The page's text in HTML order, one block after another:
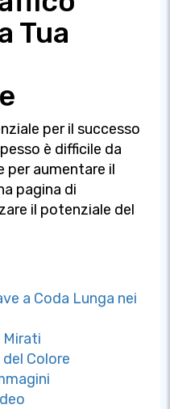
Tua
per il successo
è difficile da
per aumentare il
pagina di
il potenziale del
a Coda Lunga nei
Colore